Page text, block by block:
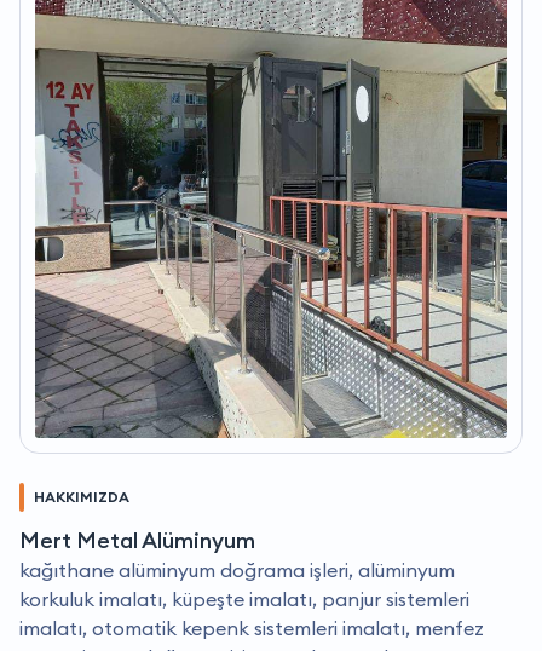
HAKKIMIZDA
Mert Metal Alüminyum
kağıthane alüminyum doğrama işleri, alüminyum
korkuluk imalatı, küpeşte imalatı, panjur sistemleri
imalatı, otomatik kepenk sistemleri imalatı, menfez